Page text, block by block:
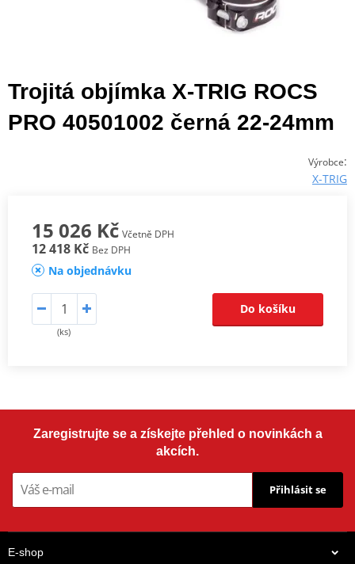
Trojitá objímka X-TRIG ROCS
PRO 40501002 černá 22-24mm
Výrobce:
X-TRIG
15 026 Kč Včetně DPH
12 418 Kč Bez DPH
Na objednávku
(ks)
Do košíku
Zaregistrujte se a získejte přehled o novinkách a
akcích.
Přihlásit se
E-shop